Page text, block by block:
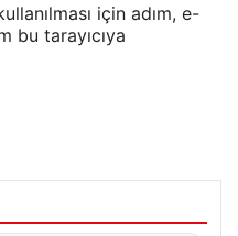
için adım, e-
bu tarayıcıya